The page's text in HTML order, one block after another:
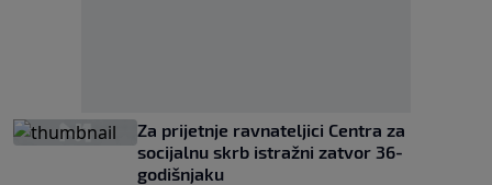
Za prijetnje ravnateljici Centra za
socijalnu skrb istražni zatvor 36-
godišnjaku